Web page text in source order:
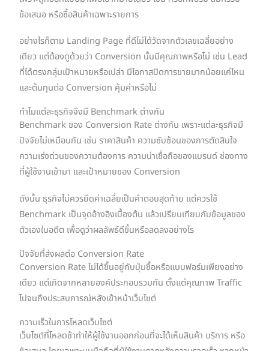
ข้อเสนอ หรือซื้อสินค้าเฉพาะรายการ
อย่างไรก็ตาม Landing Page ที่ดีไม่ได้วัดจากตัวเลขเฉลี่ยอย่าง
เดียว แต่ต้องดูด้วยว่า Conversion นั้นมีคุณภาพหรือไม่ เช่น Lead
ที่ได้ตรงกลุ่มเป้าหมายหรือเปล่า มีโอกาสปิดการขายมากน้อยแค่ไหน
และต้นทุนต่อ Conversion คุ้มค่าหรือไม่
ทำไมแต่ละธุรกิจจึงมี Benchmark ต่างกัน
Benchmark ของ Conversion Rate ต่างกัน เพราะแต่ละธุรกิจมี
ปัจจัยไม่เหมือนกัน เช่น ราคาสินค้า ความซับซ้อนของการตัดสินใจ
ความเร่งด่วนของความต้องการ ความน่าเชื่อถือของแบรนด์ ช่องทาง
ที่ผู้ใช้งานเข้ามา และเป้าหมายของ Conversion
ดังนั้น ธุรกิจไม่ควรยึดค่าเฉลี่ยเป็นคำตอบสุดท้าย แต่ควรใช้
Benchmark เป็นจุดอ้างอิงเบื้องต้น แล้วเปรียบเทียบกับข้อมูลของ
ตัวเองในอดีต เพื่อดูว่าผลลัพธ์ดีขึ้นหรือลดลงอย่างไร
ปัจจัยที่ส่งผลต่อ Conversion Rate
Conversion Rate ไม่ได้ขึ้นอยู่กับปุ่มซื้อหรือแบบฟอร์มเพียงอย่าง
เดียว แต่เกิดจากหลายองค์ประกอบรวมกัน ตั้งแต่คุณภาพ Traffic
ไปจนถึงประสบการณ์หลังเข้าหน้าเว็บไซต์
ความเร็วในการโหลดเว็บไซต์
เว็บไซต์ที่โหลดช้าทำให้ผู้ใช้งานออกก่อนที่จะได้เห็นสินค้า บริการ หรือ